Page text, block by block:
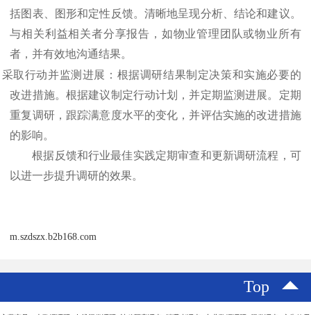
括图表、图形和定性反馈。清晰地呈现分析、结论和建议。
与相关利益相关者分享报告，如物业管理团队或物业所有
者，并有效地沟通结果。
采取行动并监测进展：根据调研结果制定决策和实施必要的
改进措施。根据建议制定行动计划，并定期监测进展。定期
重复调研，跟踪满意度水平的变化，并评估实施的改进措施
的影响。
根据反馈和行业最佳实践定期审查和更新调研流程，可
以进一步提升调研的效果。
m.szdszx.b2b168.com
Top